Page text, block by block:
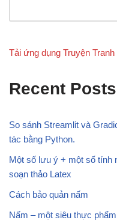
Tải ứng dụng Truyện
Recent Posts
So sánh Streamlit và
tác bằng Python.
Một số lưu ý + một số tính
soạn thảo Latex
Cách bảo quản nấm
Nấm – một siêu thực phẩm